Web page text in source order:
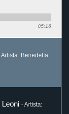
05:16
Artista: Benedetta
- Artista: